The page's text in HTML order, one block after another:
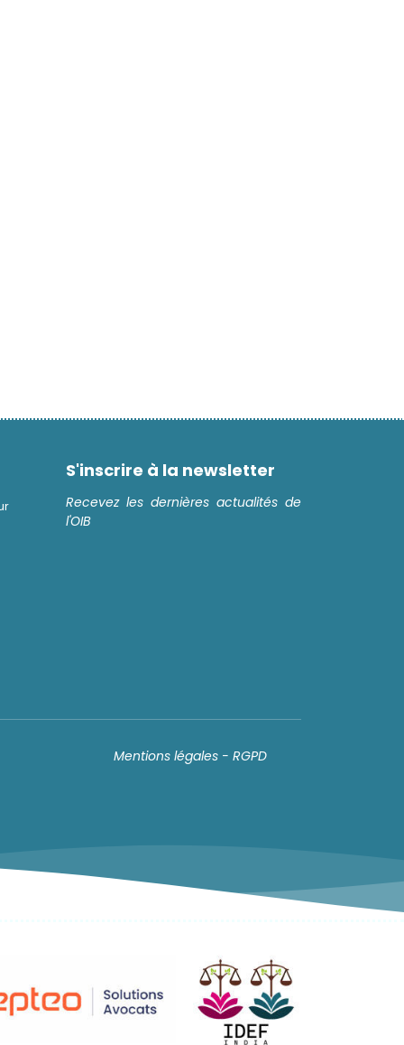
S'inscrire à la newsletter
Recevez les dernières actualités de
l'OIB
Mentions légales - RGPD